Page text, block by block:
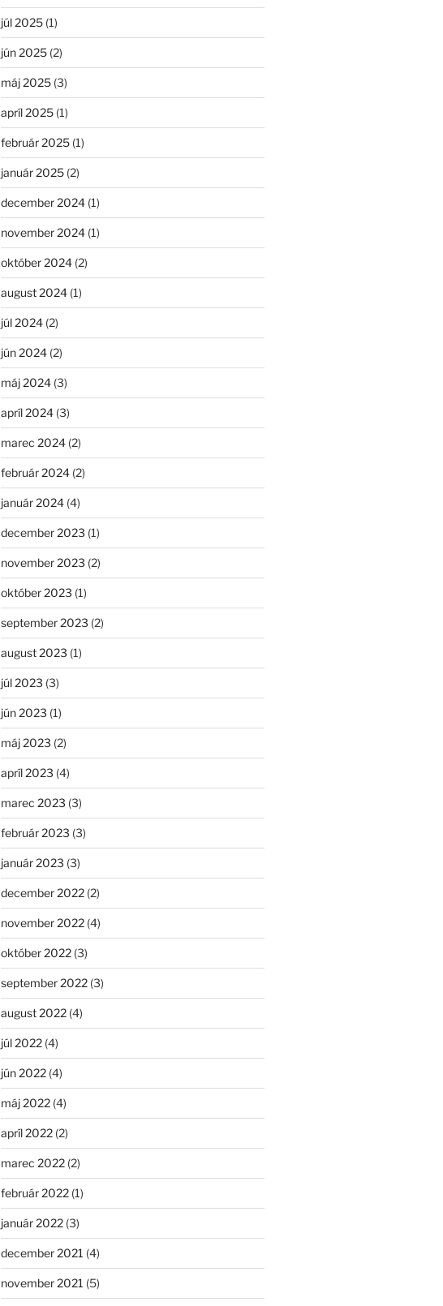
júl 2025(1)
jún 2025(2)
máj 2025(3)
apríl 2025(1)
február 2025(1)
január 2025(2)
december 2024(1)
november 2024(1)
október 2024(2)
august 2024(1)
júl 2024(2)
jún 2024(2)
máj 2024(3)
apríl 2024(3)
marec 2024(2)
február 2024(2)
január 2024(4)
december 2023 (1)
november 2023 (2)
október 2023 (1)
september 2023 (2)
august 2023 (1)
júl 2023 (3)
jún 2023 (1)
máj 2023 (2)
apríl 2023 (4)
marec 2023 (3)
február 2023 (3)
január 2023 (3)
december 2022(2)
november 2022(4)
október 2022(3)
september 2022(3)
august 2022(4)
júl 2022(4)
jún 2022(4)
máj 2022(4)
apríl 2022(2)
marec 2022(2)
február 2022(1)
január 2022(3)
december 2021 (4)
november 2021 (5)